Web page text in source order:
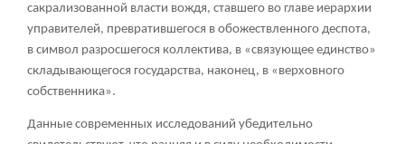
сакрализованной власти вождя, ставшего во главе иерархии
управителей, превратившегося в обожествленного деспота,
в символ разросшегося коллектива, в «связующее единство»
складывающегося государства, наконец, в «верховного
собственника».
Данные современных исследований убедительно